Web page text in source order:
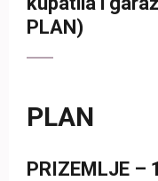
PLAN)
PLAN
PRIZEMLJE –